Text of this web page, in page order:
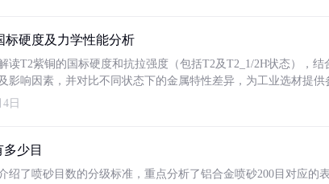
标硬度及力学性能分析
读T2紫铜的国标硬度和抗拉强度（包括T2及T2_1/2H状态），
影响因素，并对比不同状态下的金属特性差异，为工业选材提供
日
少目
绍了喷砂目数的分级标准，重点分析了铝合金喷砂200目对应的